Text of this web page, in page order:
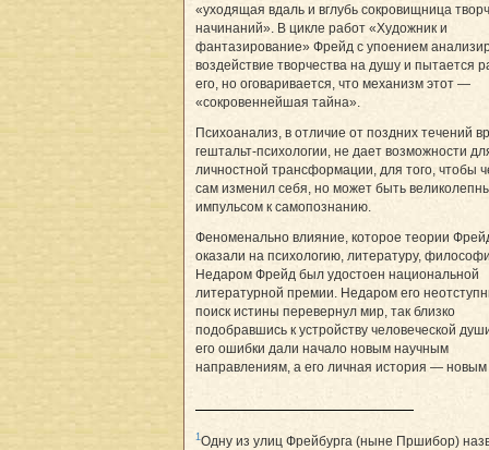
«уходящая вдаль и вглубь сокровищница
начинаний». В цикле работ «Художник и
фантазирование» Фрейд с упоением
воздействие творчества на душу и пытается
его, но оговаривается, что механизм этот —
«сокровеннейшая тайна».
Психоанализ, в отличие от поздних течений
гештальт-психологии, не дает возможности
личностной трансформации, для того, чтобы
сам изменил себя, но может быть
импульсом к самопознанию.
Феноменально влияние, которое теории
оказали на психологию, литературу,
Недаром Фрейд был удостоен национальной
литературной премии. Недаром его
поиск истины перевернул мир, так близко
подобравшись к устройству человеческой
его ошибки дали начало новым научным
направлениям, а его личная история —
1Одну из улиц Фрейбурга (ныне Пршибор)